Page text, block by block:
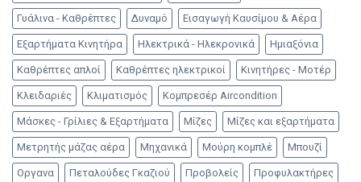
Γυάλινα - Καθρέπτες Δυναμό Εισαγωγή Καυσίμου & Αέρα
Εξαρτήματα Κινητήρα Ηλεκτρικά - Ηλεκρονικά Ημιαξόνια
Καθρέπτες απλοί Καθρέπτες ηλεκτρικοί Κινητήρες - Μοτέρ
Κλειδαριές Κλιματισμός Κομπρεσέρ Aircondition
Μάσκες - Γρίλιες & Εξαρτήματα Μίζες Μίζες και εξαρτήματα
Μετρητής μάζας αέρα Μηχανικά Μούρη κομπλέ Μπουζί
Οργανα Πεταλούδες Γκαζιού Προβολείς Προφυλακτήρες